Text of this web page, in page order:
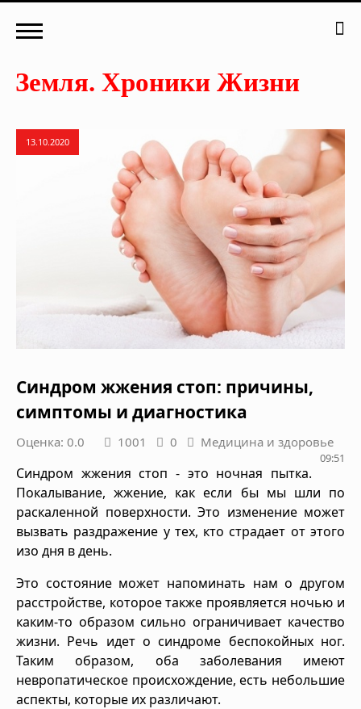
13.10.2020
Синдром жжения стоп: причины,
симптомы и диагностика
Оценка: 0.0 1001 0 Медицина и здоровье
09:51
Синдром жжения стоп - это ночная пытка.
Покалывание, жжение, как если бы мы шли по
раскаленной поверхности. Это изменение может
вызвать раздражение у тех, кто страдает от этого
изо дня в день.
Это состояние может напоминать нам о другом
расстройстве, которое также проявляется ночью и
каким-то образом сильно ограничивает качество
жизни. Речь идет о синдроме беспокойных ног.
Таким образом, оба заболевания имеют
невропатическое происхождение, есть небольшие
аспекты, которые их различают.